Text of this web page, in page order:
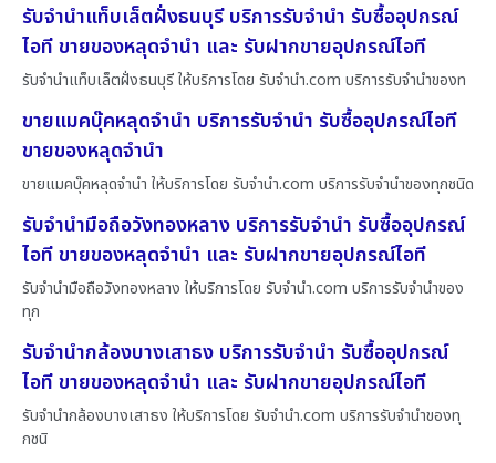
รับจำนำแท็บเล็ตฝั่งธนบุรี บริการรับจำนำ รับซื้ออุปกรณ์
ไอที ขายของหลุดจำนำ และ รับฝากขายอุปกรณ์ไอที
รับจำนำแท็บเล็ตฝั่งธนบุรี ให้บริการโดย รับจํานํา.com บริการรับจำนำของท
ขายแมคบุ๊คหลุดจำนำ บริการรับจำนำ รับซื้ออุปกรณ์ไอที
ขายของหลุดจำนำ
ขายแมคบุ๊คหลุดจำนำ ให้บริการโดย รับจํานํา.com บริการรับจำนำของทุกชนิด
รับจำนำมือถือวังทองหลาง บริการรับจำนำ รับซื้ออุปกรณ์
ไอที ขายของหลุดจำนำ และ รับฝากขายอุปกรณ์ไอที
รับจำนำมือถือวังทองหลาง ให้บริการโดย รับจํานํา.com บริการรับจำนำของ
ทุก
รับจำนำกล้องบางเสาธง บริการรับจำนำ รับซื้ออุปกรณ์
ไอที ขายของหลุดจำนำ และ รับฝากขายอุปกรณ์ไอที
รับจำนำกล้องบางเสาธง ให้บริการโดย รับจํานํา.com บริการรับจำนำของทุ
กชนิ